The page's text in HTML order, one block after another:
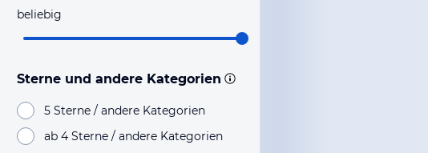
beliebig
Sterne und andere Kategorien
5 Sterne / andere Kategorien
ab 4 Sterne / andere Kategorien